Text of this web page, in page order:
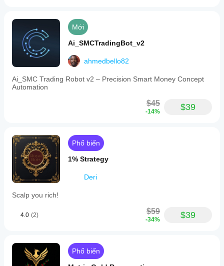
Mới
Ai_SMCTradingBot_v2
ahmedbello82
Ai_SMC Trading Robot v2 – Precision Smart Money Concept
Automation
$45
-14% $39
Phổ biến
1% Strategy
Deri
Scalp you rich!
4.0 (2) $59
-34% $39
Phổ biến